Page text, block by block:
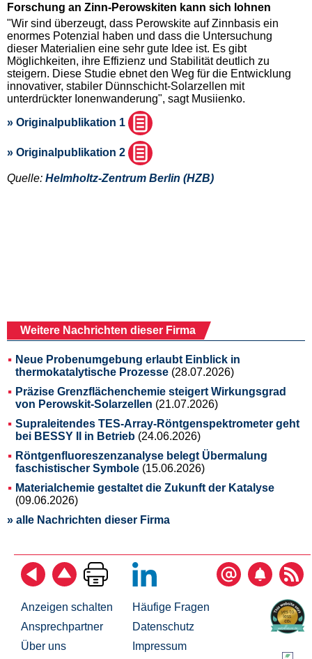
Forschung an Zinn-Perowskiten kann sich lohnen
"Wir sind überzeugt, dass Perowskite auf Zinnbasis ein
enormes Potenzial haben und dass die Untersuchung
dieser Materialien eine sehr gute Idee ist. Es gibt
Möglichkeiten, ihre Effizienz und Stabilität deutlich zu
steigern. Diese Studie ebnet den Weg für die Entwicklung
innovativer, stabiler Dünnschicht-Solarzellen mit
unterdrückter Ionenwanderung", sagt Musiienko.
» Originalpublikation 1
» Originalpublikation 2
Quelle: Helmholtz-Zentrum Berlin (HZB)
Weitere Nachrichten dieser Firma
Neue Probenumgebung erlaubt Einblick in
thermokatalytische Prozesse (28.07.2026)
Präzise Grenzflächenchemie steigert Wirkungsgrad
von Perowskit-Solarzellen (21.07.2026)
Supraleitendes TES-Array-Röntgenspektrometer geht
bei BESSY II in Betrieb (24.06.2026)
Röntgenfluoreszenzanalyse belegt Übermalung
faschistischer Symbole (15.06.2026)
Materialchemie gestaltet die Zukunft der Katalyse
(09.06.2026)
» alle Nachrichten dieser Firma
Anzeigen schalten
Ansprechpartner
Über uns
Häufige Fragen
Datenschutz
Impressum